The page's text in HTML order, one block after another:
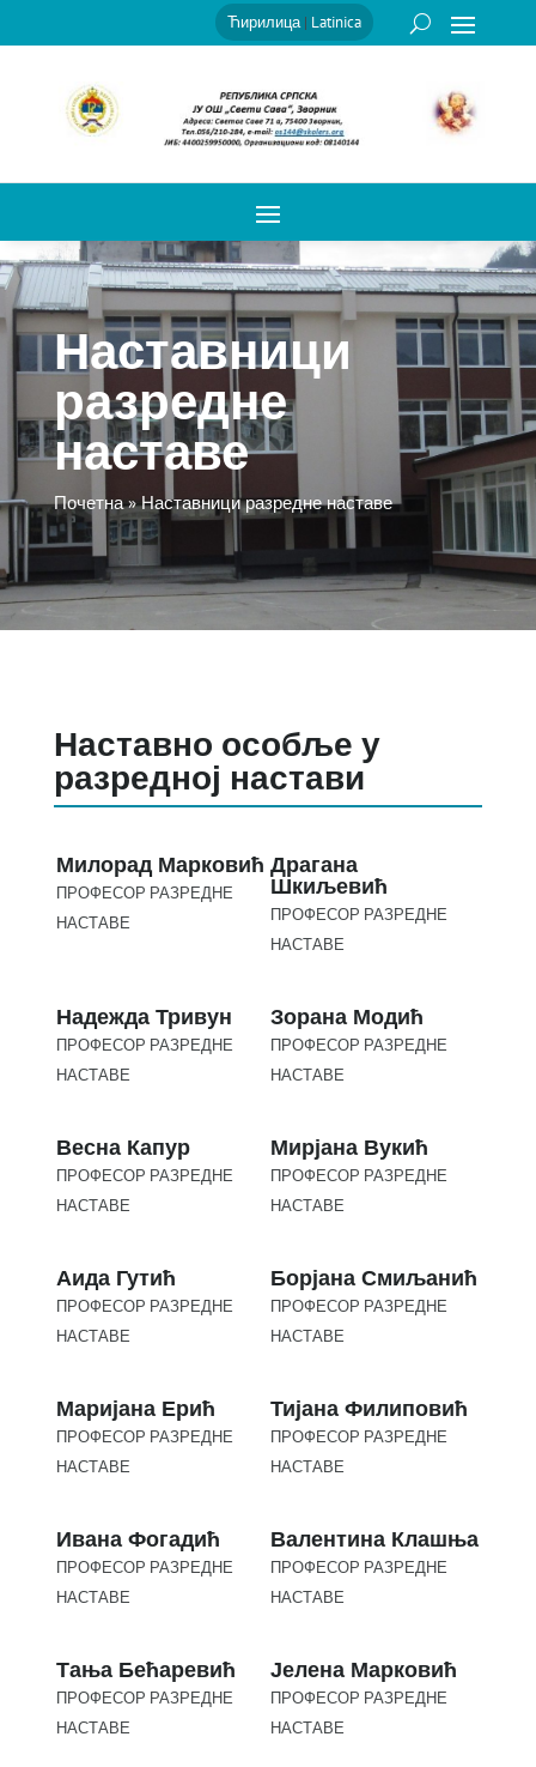
Ћирилица| Latinica
Наставници
разредне
наставе
Почетна»Наставници разредне наставе
Наставно особље у
разредној настави
Милорад Марковић
ПРОФЕСОР РАЗРЕДНЕ
НАСТАВЕ
Драгана
Шкиљевић
ПРОФЕСОР РАЗРЕДНЕ
НАСТАВЕ
Надежда Тривун
ПРОФЕСОР РАЗРЕДНЕ
НАСТАВЕ
Зорана Модић
ПРОФЕСОР РАЗРЕДНЕ
НАСТАВЕ
Весна Капур
ПРОФЕСОР РАЗРЕДНЕ
НАСТАВЕ
Мирјана Вукић
ПРОФЕСОР РАЗРЕДНЕ
НАСТАВЕ
Аида Гутић
ПРОФЕСОР РАЗРЕДНЕ
НАСТАВЕ
Борјана Смиљанић
ПРОФЕСОР РАЗРЕДНЕ
НАСТАВЕ
Маријана Ерић
ПРОФЕСОР РАЗРЕДНЕ
НАСТАВЕ
Тијана Филиповић
ПРОФЕСОР РАЗРЕДНЕ
НАСТАВЕ
Ивана Фогадић
ПРОФЕСОР РАЗРЕДНЕ
НАСТАВЕ
Валентина Клашња
ПРОФЕСОР РАЗРЕДНЕ
НАСТАВЕ
Тања Бећаревић
ПРОФЕСОР РАЗРЕДНЕ
НАСТАВЕ
Јелена Марковић
ПРОФЕСОР РАЗРЕДНЕ
НАСТАВЕ